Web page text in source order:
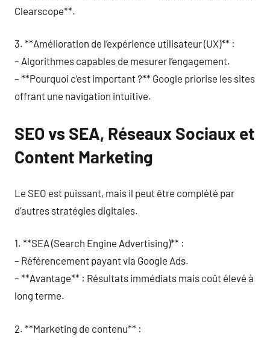
Clearscope**.
3. **Amélioration de l’expérience utilisateur (UX)** :
– Algorithmes capables de mesurer l’engagement.
– **Pourquoi c’est important ?** Google priorise les sites
offrant une navigation intuitive.
SEO vs SEA, Réseaux Sociaux et
Content Marketing
Le SEO est puissant, mais il peut être complété par
d’autres stratégies digitales.
1. **SEA (Search Engine Advertising)** :
– Référencement payant via Google Ads.
– **Avantage** : Résultats immédiats mais coût élevé à
long terme.
2. **Marketing de contenu** :